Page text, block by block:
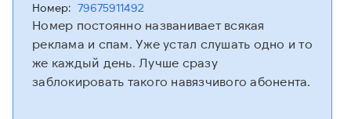
Номер: 79675911492
Номер постоянно названивает всякая
реклама и спам. Уже устал слушать одно и то
же каждый день. Лучше сразу
заблокировать такого навязчивого абонента.